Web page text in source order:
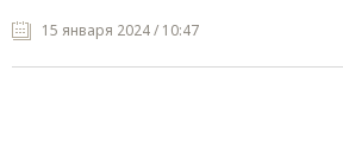
15 января 2024 / 10:47